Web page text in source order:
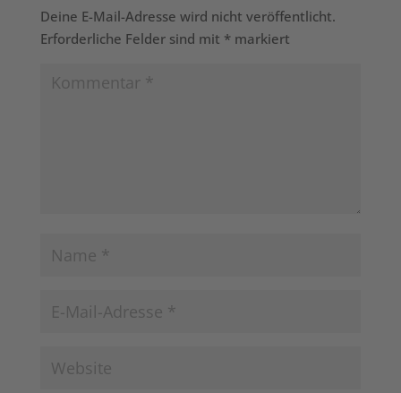
Deine E-Mail-Adresse wird nicht veröffentlicht.
Erforderliche Felder sind mit *markiert